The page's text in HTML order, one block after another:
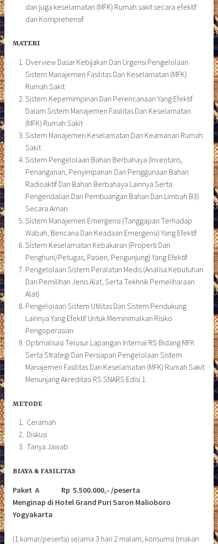
dan juga keselamatan (MFK) Rumah sakit secara efektif
dan Komprehensif
MATERI
Overview Dasar Kebijakan Dan Urgensi Pengelolaan
Sistem Manajemen Fasilitas Dan Keselamatan (MFK)
Rumah Sakit
Sistem Kepemimpinan Dan Perencanaan Yang Efektif
Dalam Sistem Manajemen Fasilitas Dan Keselamatan
(MFK) Rumah Sakit
Sistem Manajemen Keselamatan Dan Keamanan Rumah
Sakit
Sistem Pengelolaan Bahan Berbahaya (Inventaris,
Penanganan, Penyimpanan Dan Penggunaan Bahan
Radioaktif Dan Bahan Berbahaya Lainnya Serta
Pengendalian Dan Pembuangan Bahan Dan Limbah B3)
Secara Aman
Sistem Manajemen Emergensi (Tanggapan Terhadap
Wabah, Bencana Dan Keadaan Emergensi) Yang Efektif
Sistem Keselamatan Kebakaran (Properti Dan
Penghuni/Petugas, Pasien, Pengunjung) Yang Efektif
Pengelolaan Sistem Peralatan Medis (Analisa Kebutuhan
Dan Pemilihan Jenis Alat, Serta Tekhnik Pemeliharaan
Alat)
Pengelolaan Sistem Utilitas Dan Sistem Pendukung
Lainnya Yang Efektif Untuk Meminimalkan Risiko
Pengoperasian
Optimalisasi Telusur Lapangan Internal RS Bidang MFK
Serta Strategi Dan Persiapan Pengelolaan Sistem
Manajemen Fasilitas Dan Keselamatan (MFK) Rumah Sakit
Menunjang Akreditasi RS SNARS Edisi 1
METODE
Ceramah
Diskusi
Tanya Jawab
BIAYA & FASILITAS
Paket A Rp 5.500.000,- /peserta
Menginap di Hotel Grand Puri Saron Malioboro
Yogyakarta
(1 kamar/peserta) selama 3 hari 2 malam, konsumsi (makan